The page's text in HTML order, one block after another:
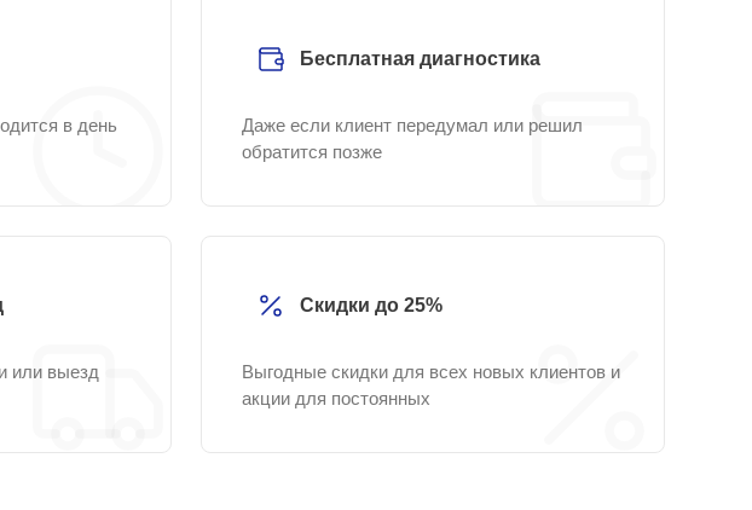
в день
Бесплатная диагностика
Даже если клиент передумал или решил
обратится позже
или выезд
Скидки до 25%
Выгодные скидки для всех новых клиентов и
акции для постоянных